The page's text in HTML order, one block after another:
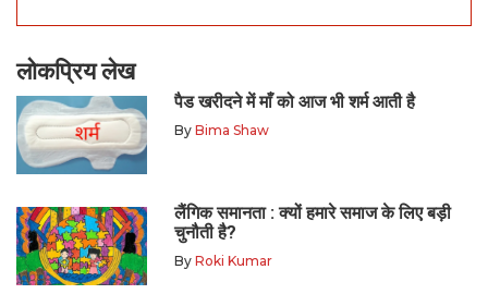
लोकप्रिय लेख
पैड खरीदने में माँ को आज भी शर्म आती है
By Bima Shaw
लैंगिक समानता : क्यों हमारे समाज के लिए बड़ी
चुनौती है?
By Roki Kumar